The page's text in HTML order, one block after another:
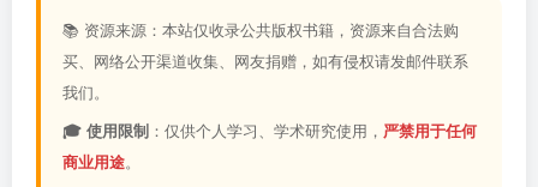
📚 资源来源：本站仅收录公共版权书籍，资源来自合法购
买、网络公开渠道收集、网友捐赠，如有侵权请发邮件联系
我们。
🎓 使用限制 ：仅供个人学习、学术研究使用， 严禁用于任何
商业用途。